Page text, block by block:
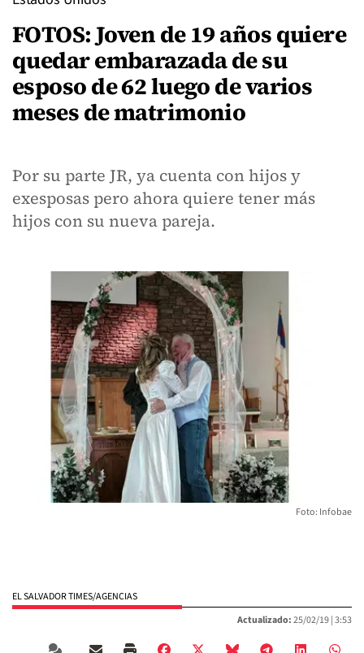
FOTOS: Joven de 19 años quiere
quedar embarazada de su
esposo de 62 luego de varios
meses de matrimonio
Por su parte JR, ya cuenta con hijos y
exesposas pero ahora quiere tener más
hijos con su nueva pareja.
Foto: Infobae
EL SALVADOR TIMES/AGENCIAS
Actualizado:25/02/19 |3:53